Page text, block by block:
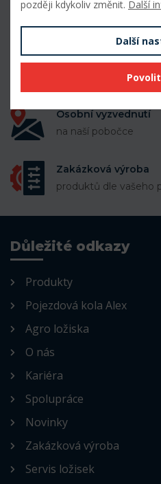
50 000 položek
Doprava zdarma
při nákupu nad 10
Osobní vyzvednutí
na naší pobočce
Zakázková výroba
produktů dle vašeho
Důležité odkazy
Produkty
Pojezdová kola Alex
Agro ložiska
O nás
Kariéra
Spolupráce
Novinky
Zakázková výroba
Servis ložisek
později kdykoliv změnit. Další
Další